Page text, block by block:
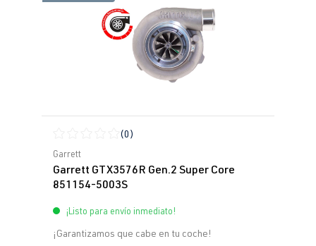
Calificación promedio de 0 de 5 estrellas
(0)
Garrett
Garrett GTX3576R Gen.2 Super Core
851154-5003S
¡Listo para envío inmediato!
¡Garantizamos que cabe en tu coche!